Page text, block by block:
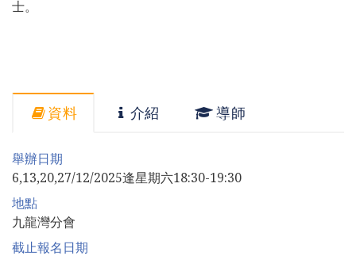
士。
資料 介紹 導師
舉辦日期
6,13,20,27/12/2025逢星期六18:30-19:30
地點
九龍灣分會
截止報名日期